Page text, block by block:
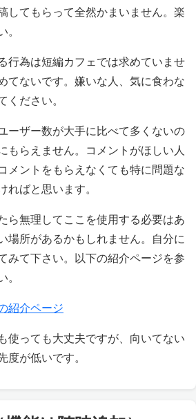
してもらって全然かまいません。楽
行為は短編カフェでは求めていませ
てないです。嫌いな人、気に食わな
ください。
ーザー数が大手に比べて多くないの
もらえません。コメントがほしい人
メントをもらえなくても特に問題な
ればと思います。
ら無理してここを使用する必要はあ
場所があるかもしれません。自分に
みて下さい。以下の紹介ページを参
紹介ページ
使っても大丈夫ですが、向いてない
度が低いです。